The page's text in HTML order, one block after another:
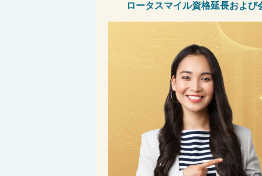
ロータスマイル資格延長およ